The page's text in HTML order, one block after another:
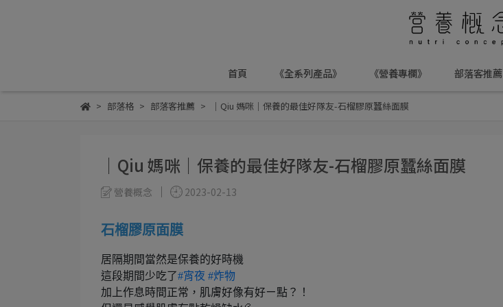
首頁 《全系列產品》 《營養專欄》 部落客推薦
部落格 部落客推薦 ｜Qiu 媽咪｜保養的最佳好隊友-石榴膠原蠶絲面膜
｜Qiu 媽咪｜保養的最佳好隊友-石榴膠原蠶絲面膜
營養概念 2023-02-13
石榴膠原面膜
居隔期間當然是保養的好時機
這段期間少吃了#宵夜 #炸物
加上作息時間正常，肌膚好像有好ㄧ點？！